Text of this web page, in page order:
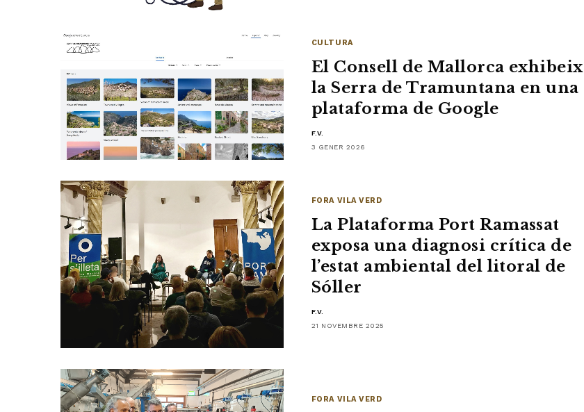
CULTURA
El Consell de Mallorca exhibeix
la Serra de Tramuntana en una
plataforma de Google
F.V.
3 GENER 2026
FORA VILA VERD
La Plataforma Port Ramassat
exposa una diagnosi crítica de
l’estat ambiental del litoral de
Sóller
F.V.
21 NOVEMBRE 2025
FORA VILA VERD